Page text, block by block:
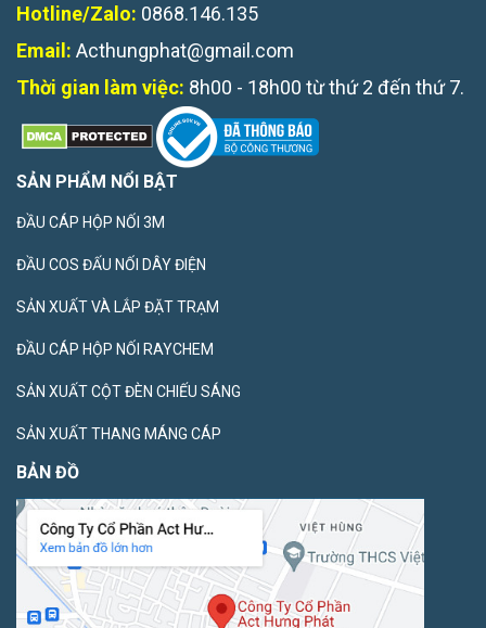
Hotline/Zalo: 0868.146.135
Email: Acthungphat@gmail.com
Thời gian làm việc: 8h00 - 18h00 từ thứ 2 đến thứ 7.
SẢN PHẨM NỔI BẬT
ĐẦU CÁP HỘP NỐI 3M
ĐẦU COS ĐẤU NỐI DÂY ĐIỆN
SẢN XUẤT VÀ LẮP ĐẶT TRẠM
ĐẦU CÁP HỘP NỐI RAYCHEM
SẢN XUẤT CỘT ĐÈN CHIẾU SÁNG
SẢN XUẤT THANG MÁNG CÁP
BẢN ĐỒ